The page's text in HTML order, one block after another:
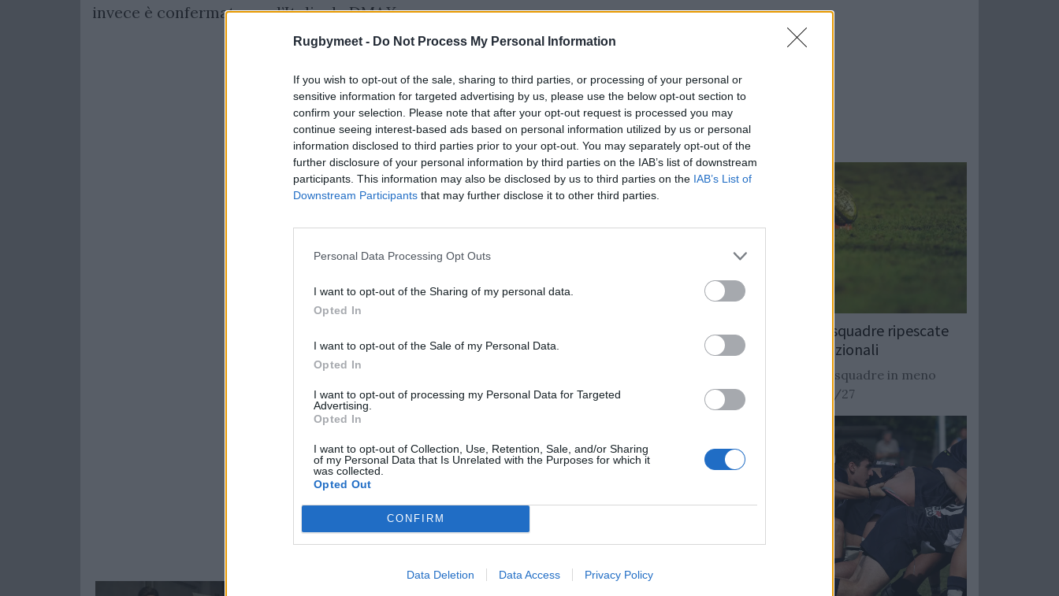
Rugbymeet - Do Not Process My Personal Information
If you wish to opt-out of the sale, sharing to third parties, or processing of your personal or
sensitive information for targeted advertising by us, please use the below opt-out section to
confirm your selection. Please note that after your opt-out request is processed you may
continue seeing interest-based ads based on personal information utilized by us or personal
information disclosed to third parties prior to your opt-out. You may separately opt-out of the
further disclosure of your personal information by third parties on the IAB’s list of downstream
participants. This information may also be disclosed by us to third parties on the IAB’s List of
Downstream Participants that may further disclose it to other third parties.
Personal Data Processing Opt Outs
I want to opt-out of the Sharing of my personal data.
Opted In
I want to opt-out of the Sale of my Personal Data.
Opted In
I want to opt-out of processing my Personal Data for Targeted
Advertising.
Opted In
I want to opt-out of Collection, Use, Retention, Sale, and/or Sharing
of my Personal Data that Is Unrelated with the Purposes for which it
was collected.
Opted Out
CONFIRM
Data Deletion Data Access Privacy Policy
invece è confermata per l’Italia da DMAX.
Rugby: Record di squadre ripescate
nei campionati nazionali
Si stimano oltre 20 squadre in meno
dalla stagione 2026/27